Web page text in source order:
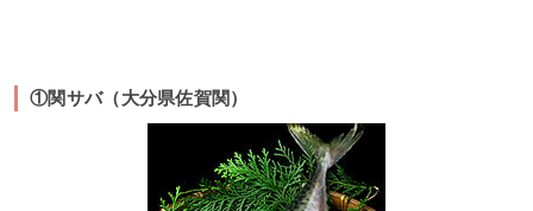
①関サバ（大分県佐賀関）